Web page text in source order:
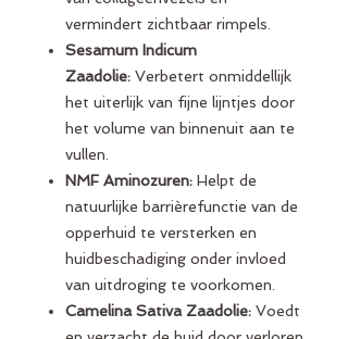
vermindert zichtbaar rimpels.
Sesamum Indicum
Zaadolie: Verbetert onmiddellijk
het uiterlijk van fijne lijntjes door
het volume van binnenuit aan te
vullen.
NMF Aminozuren: Helpt de
natuurlijke barrièrefunctie van de
opperhuid te versterken en
huidbeschadiging onder invloed
van uitdroging te voorkomen.
Camelina Sativa Zaadolie: Voedt